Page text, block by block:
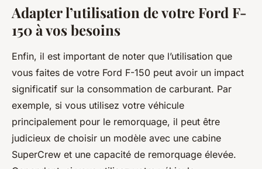
Adapter l’utilisation de votre Ford F-
150 à vos besoins
Enfin, il est important de noter que l’utilisation que
vous faites de votre Ford F-150 peut avoir un impact
significatif sur la consommation de carburant. Par
exemple, si vous utilisez votre véhicule
principalement pour le remorquage, il peut être
judicieux de choisir un modèle avec une cabine
SuperCrew et une capacité de remorquage élevée.